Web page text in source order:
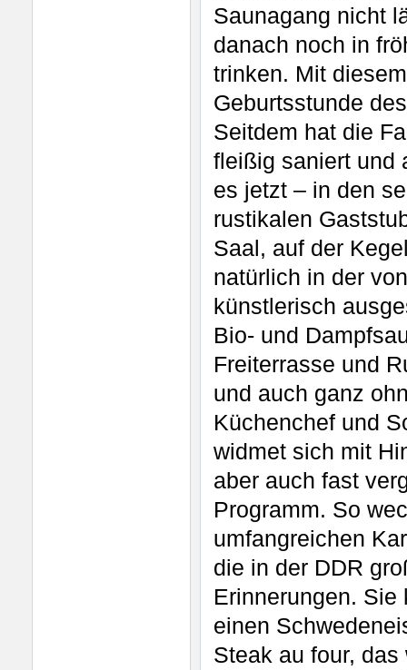
Saunagang nicht
danach noch in
trinken. Mit
Geburtsstunde
Seitdem hat die
fleißig saniert und
es jetzt – in den
rustikalen
Saal, auf der
natürlich in der
künstlerisch
Bio- und
Freiterrasse und
und auch ganz
Küchenchef und
widmet sich mit
aber auch fast
Programm. So
umfangreichen
die in der DDR
Erinnerungen.
einen
Steak au four,